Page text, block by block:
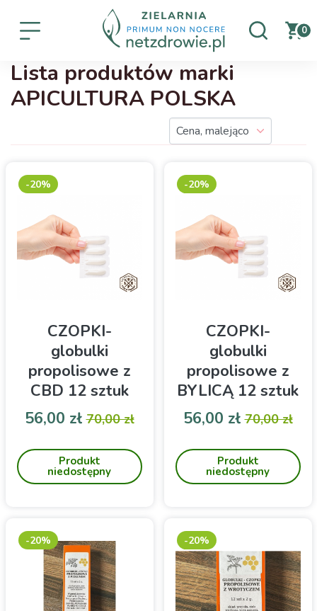
0
Lista produktów marki
APICULTURA POLSKA
CZOPKI-
globulki
propolisowe z
CBD 12 sztuk
APICULTURA
(hemoroidy)
PRODUKT
NATUROPATYCZNY,
PRODUKT KONFEKCJI
Cena
56,00 złCena podstawowa
70,00 zł
Produkt
niedostępny
-20%
CZOPKI-
globulki
propolisowe z
BYLICĄ 12 sztuk
APICULTURA
(na hemoroidy)
ważności: maj 2024 Dla
kobiet i mężczyzn.
PRODUKT
Cena
56,00 złCena
70,00 zł
Produkt
niedostępny
-20%
-20% -20%